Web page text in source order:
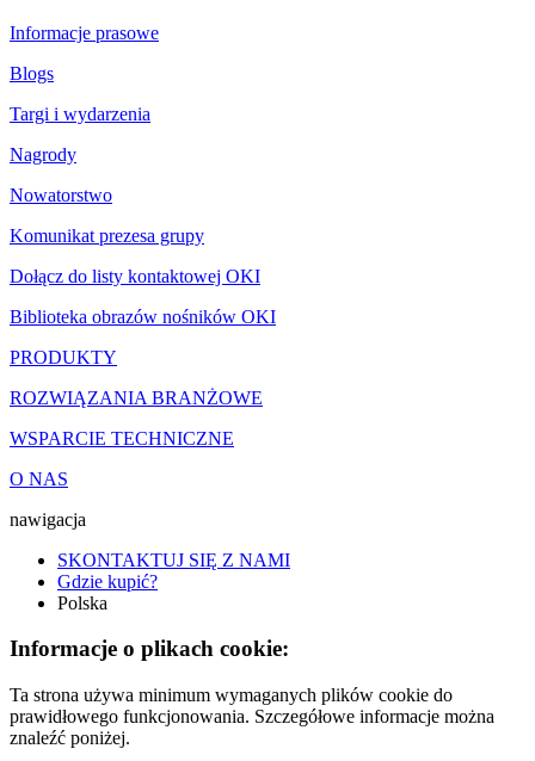
Informacje prasowe
Blogs
Targi i wydarzenia
Nagrody
Nowatorstwo
Komunikat prezesa grupy
Dołącz do listy kontaktowej OKI
Biblioteka obrazów nośników OKI
PRODUKTY
ROZWIĄZANIA BRANŻOWE
WSPARCIE TECHNICZNE
O NAS
nawigacja
SKONTAKTUJ SIĘ Z NAMI
Gdzie kupić?
Polska
Informacje o plikach cookie:
Ta strona używa minimum wymaganych plików cookie do
prawidłowego funkcjonowania. Szczegółowe informacje można
znaleźć poniżej.